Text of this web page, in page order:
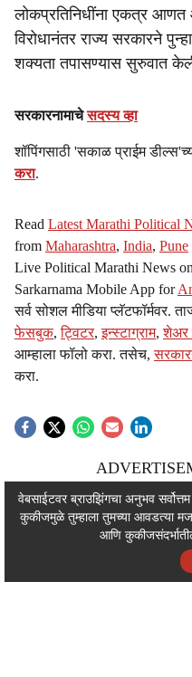
लोकप्रतिनिधींना एकत्र आणत
विरोधानंतर राज्य सरकारने
शक्यता तपासण्यास सुरुवात
सरकारनामाचेसदस्य व्हा
शॉपिंगसाठी 'सकाळ प्राईम
करा.
Read Latest Marathi Political
from Maharashtra, India, Pune
Live Political Marathi News
Sarkarnama Mobile App for
सर्व सोशल मीडिया प्लॅटफॉर्मवर.
फेसबुक,ट्विटर,इन्स्टाग्राम,शेअर
आम्हाला फॉलो करा. तसेच,
करा.
वेबसाईटवर ब्राउझिंगचा अनुभव
कुकीजमुळे तुम्हाला तुमच्या आवडत्या
आणि